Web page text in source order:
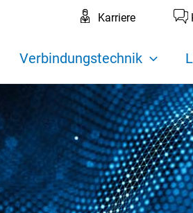
Karriere
Verbindungstechnik